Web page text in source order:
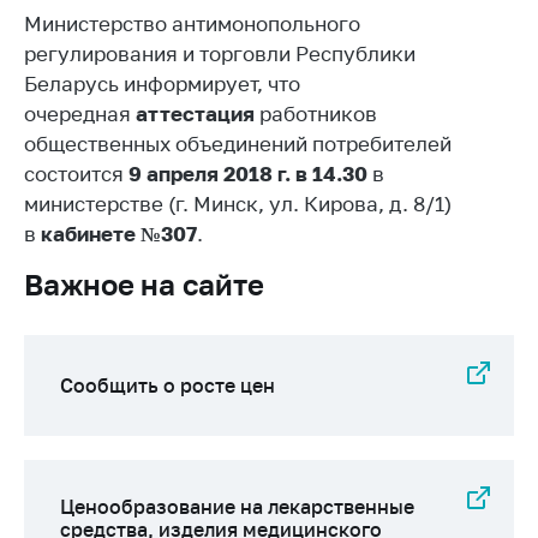
Белорусская
универсальная
товарная биржа
Общественная
жизнь
Идеологическая
работа
геральдические
Деятельность
регулирование и
конкуренция
Министерство антимонопольного
регулирования и торговли Республики
Беларусь информирует, что
очередная аттестация работников
общественных объединений потребителей
состоится 9 апреля 2018 г. в 14.30 в
министерстве (г. Минск, ул. Кирова, д. 8/1)
в кабинете №307.
Важное на сайте
Сообщить о росте цен
Ценообразование на лекарственные
средства, изделия медицинского